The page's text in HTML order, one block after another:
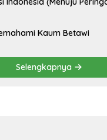
Kaum Betawi
Selengkapnya